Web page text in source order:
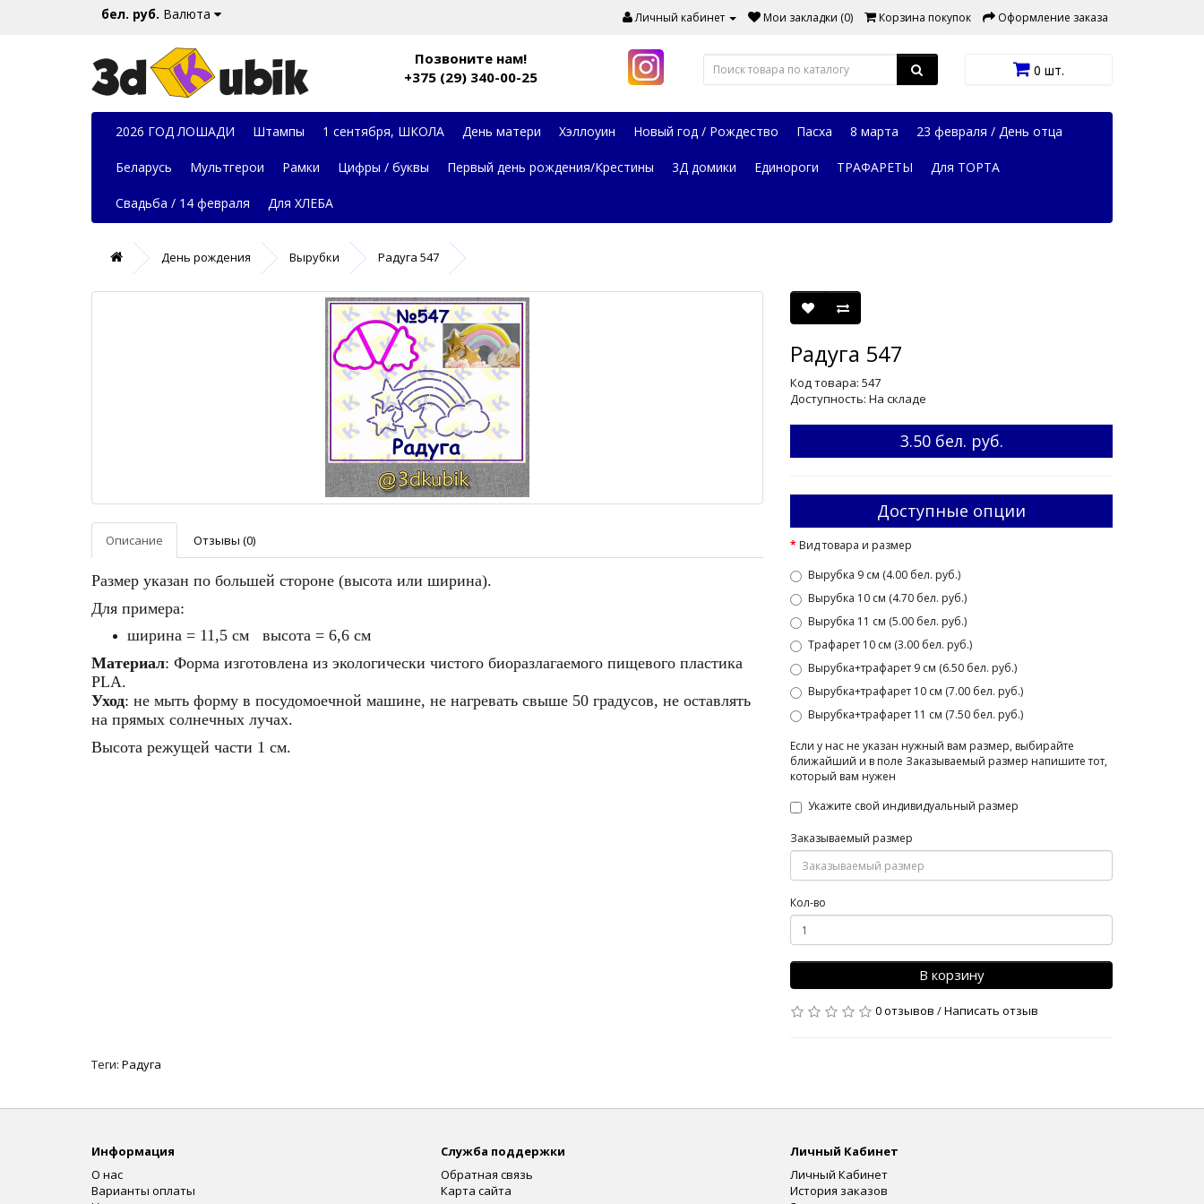
бел. руб. Валюта Личный кабинет Мои закладки (0) Корзина покупок Оформление заказа
Позвоните нам!
+375 (29) 340-00-25
0 шт.
2026 ГОД ЛОШАДИ Штампы 1 сентября, ШКОЛА День матери Хэллоуин Новый год / Рождество Пасха 8 марта 23 февраля / День отца
Беларусь Мультгерои Рамки Цифры / буквы Первый день рождения/Крестины 3Д домики Единороги ТРАФАРЕТЫ Для ТОРТА
Свадьба / 14 февраля Для ХЛЕБА
День рождения Вырубки Радуга 547
Описание Отзывы (0)
Размер указан по большей стороне (высота или ширина).
Для примера:
ширина = 11,5 см высота = 6,6 см
Материал: Форма изготовлена из экологически чистого биоразлагаемого пищевого пластика
PLA.
Уход: не мыть форму в посудомоечной машине, не нагревать свыше 50 градусов, не оставлять
на прямых солнечных лучах.
Высота режущей части 1 см.
Радуга 547
Код товара: 547
Доступность: На складе
3.50 бел. руб.
Доступные опции
Вид товара и размер
Вырубка 9 см (4.00 бел. руб.)
Вырубка 10 см (4.70 бел. руб.)
Вырубка 11 см (5.00 бел. руб.)
Трафарет 10 см (3.00 бел. руб.)
Вырубка+трафарет 9 см (6.50 бел. руб.)
Вырубка+трафарет 10 см (7.00 бел. руб.)
Вырубка+трафарет 11 см (7.50 бел. руб.)
Если у нас не указан нужный вам размер, выбирайте
ближайший и в поле Заказываемый размер напишите тот,
который вам нужен
Укажите свой индивидуальный размер
Заказываемый размер
Кол-во
В корзину
0 отзывов /Написать отзыв
Теги: Радуга
Информация
О нас
Варианты оплаты
Служба поддержки
Обратная связь
Карта сайта
Личный Кабинет
Личный Кабинет
История заказов